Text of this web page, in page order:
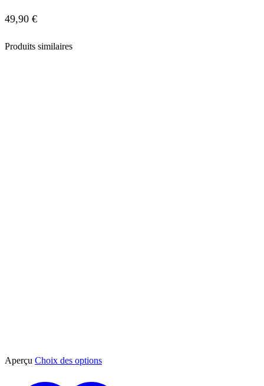
49,90 €
Produits similaires
Aperçu Choix des optionsCe